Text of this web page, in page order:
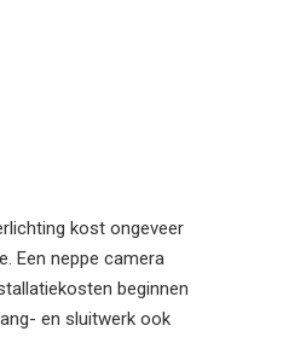
kost ongeveer
Een neppe camera
beginnen
en sluitwerk ook